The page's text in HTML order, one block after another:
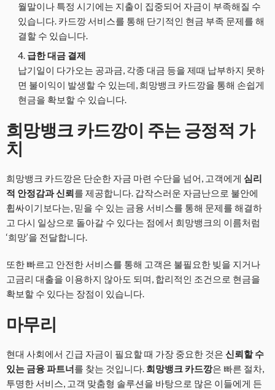
월말이나 특정 시기에는 지출이 집중되어 자금이 부족해질 수
있습니다. 카드깡 서비스를 통해 단기적인 현금 부족 문제를 해
결할 수 있습니다.
급한 대금 결제
납기일이 다가오는 공과금, 각종 대금 등을 제때 납부하지 못하
면 불이익이 발생할 수 있는데, 희망뱅크 카드깡을 통해 손쉽게
현금을 확보할 수 있습니다.
희망뱅크 카드깡이 주는 긍정적 가
치
희망뱅크 카드깡은 단순한 자금 마련 수단을 넘어, 고객에게 심리
적 안정감과 신뢰를 제공합니다. 갑작스러운 자금난으로 불안에
휩싸이기보다는, 믿을 수 있는 금융 서비스를 통해 문제를 해결하
고 다시 일상으로 돌아갈 수 있다는 점에서 희망뱅크의 이름처럼
‘희망’을 전달합니다.
또한 빠르고 안전한 서비스를 통해 고객은 불필요한 빚을 지거나
고금리 대출을 이용하지 않아도 되며, 합리적인 조건으로 현금을
확보할 수 있다는 장점이 있습니다.
마무리
현대 사회에서 긴급 자금이 필요할 때 가장 중요한 것은 신뢰할 수
있는 금융 파트너를 찾는 것입니다. 희망뱅크 카드깡은 빠른 절차,
투명한 서비스, 고객 맞춤형 솔루션을 바탕으로 많은 이들에게 든